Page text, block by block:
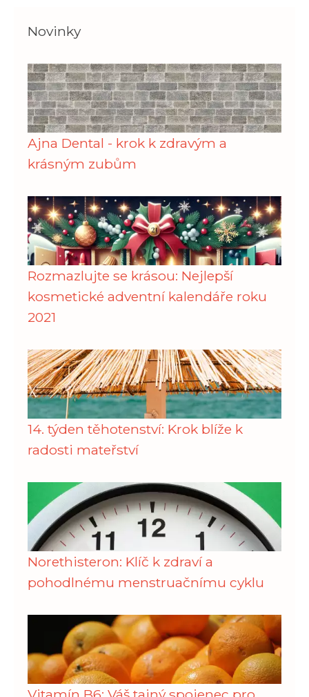
Novinky
Ajna Dental - krok k zdravým a
krásným zubům
Rozmazlujte se krásou: Nejlepší
kosmetické adventní kalendáře roku
2021
14. týden těhotenství: Krok blíže k
radosti mateřství
Norethisteron: Klíč k zdraví a
pohodlnému menstruačnímu cyklu